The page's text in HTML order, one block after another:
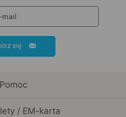
się
Pomoc
/ EM-karta